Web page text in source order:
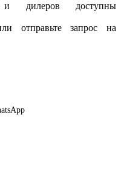
дилеров доступны
отправьте запрос на